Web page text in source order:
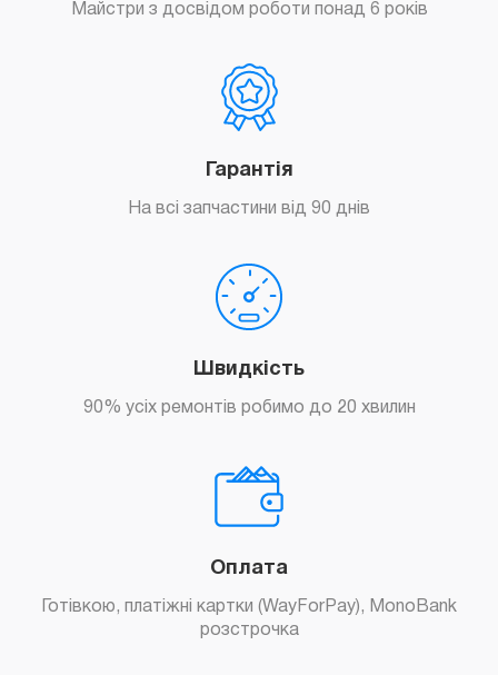
Замовити
Замовити
Майстри з досвідом роботи понад 6 років
Гарантія
На всі запчастини від 90 днів
Швидкість
90% усіх ремонтів робимо до 20 хвилин
Оплата
Готівкою, платіжні картки (WayForPay), MonoBank
розстрочка